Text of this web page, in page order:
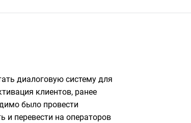
диалоговую систему для
клиентов, ранее
было провести
и перевести на операторов